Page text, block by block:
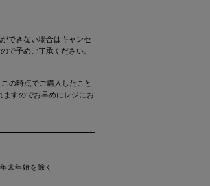
できない場合はキャンセ
で予めご了承ください。
の時点でご購入したこと
すのでお早めにレジにお
末年始を除く